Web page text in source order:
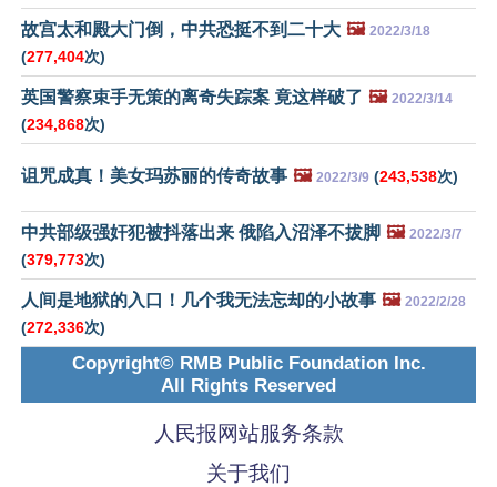
故宫太和殿大门倒，中共恐挺不到二十大 🖼️ 2022/3/18
(277,404次)
英国警察束手无策的离奇失踪案 竟这样破了 🖼️ 2022/3/14
(234,868次)
诅咒成真！美女玛苏丽的传奇故事 🖼️ 2022/3/9 (243,538次)
中共部级强奸犯被抖落出来 俄陷入沼泽不拔脚 🖼️ 2022/3/7
(379,773次)
人间是地狱的入口！几个我无法忘却的小故事 🖼️ 2022/2/28
(272,336次)
Copyright© RMB Public Foundation Inc.
All Rights Reserved
人民报网站服务条款
关于我们